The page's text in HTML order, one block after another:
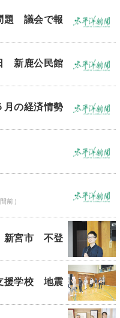
題 議会で報
新鹿公民館
の経済情勢
前）
新宮市 不登
援学校 地震